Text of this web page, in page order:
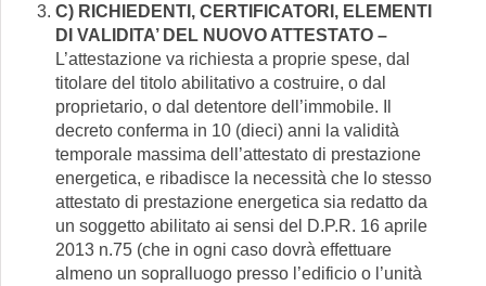
C) RICHIEDENTI, CERTIFICATORI, ELEMENTI
DI VALIDITA’ DEL NUOVO ATTESTATO –
L’attestazione va richiesta a proprie spese, dal
titolare del titolo abilitativo a costruire, o dal
proprietario, o dal detentore dell’immobile. Il
decreto conferma in 10 (dieci) anni la validità
temporale massima dell’attestato di prestazione
energetica, e ribadisce la necessità che lo stesso
attestato di prestazione energetica sia redatto da
un soggetto abilitato ai sensi del D.P.R. 16 aprile
2013 n.75 (che in ogni caso dovrà effettuare
almeno un sopralluogo presso l’edificio o l’unità